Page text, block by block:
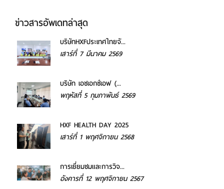
ข่าวสารอัพเดทล่าสุด
บริษัทHXFประเทศไทยจั...
เสาร์ที่ 7 มีนาคม 2569
บริษัท เอชเอกซ์เอฟ (...
พฤหัสที่ 5 กุมภาพันธ์ 2569
HXF HEALTH DAY 2025
เสาร์ที่ 1 พฤศจิกายน 2568
การเยี่ยมชมและการวิจ...
อังคารที่ 12 พฤศจิกายน 2567